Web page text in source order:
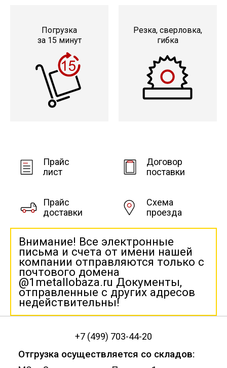
Погрузка
за 15 минут
Резка, сверловка,
гибка
Прайс
лист
Договор
поставки
Прайс
доставки
Схема
проезда
Внимание! Все электронные
письма и счета от имени нашей
компании отправляются только с
почтового домена
@1metallobaza.ru Документы,
отправленные с других адресов
недействительны!
+7 (499) 703-44-20
Отгрузка осуществляется со складов: